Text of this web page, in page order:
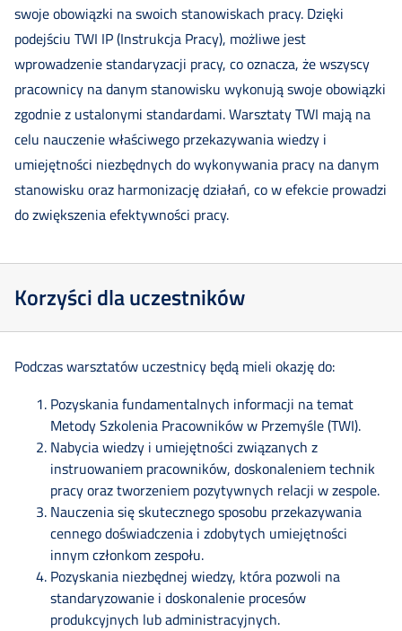
swoje obowiązki na swoich stanowiskach pracy. Dzięki
podejściu TWI IP (Instrukcja Pracy), możliwe jest
wprowadzenie standaryzacji pracy, co oznacza, że wszyscy
pracownicy na danym stanowisku wykonują swoje obowiązki
zgodnie z ustalonymi standardami. Warsztaty TWI mają na
celu nauczenie właściwego przekazywania wiedzy i
umiejętności niezbędnych do wykonywania pracy na danym
stanowisku oraz harmonizację działań, co w efekcie prowadzi
do zwiększenia efektywności pracy.
Korzyści dla uczestników
Podczas warsztatów uczestnicy będą mieli okazję do:
Pozyskania fundamentalnych informacji na temat
Metody Szkolenia Pracowników w Przemyśle (TWI).
Nabycia wiedzy i umiejętności związanych z
instruowaniem pracowników, doskonaleniem technik
pracy oraz tworzeniem pozytywnych relacji w zespole.
Nauczenia się skutecznego sposobu przekazywania
cennego doświadczenia i zdobytych umiejętności
innym członkom zespołu.
Pozyskania niezbędnej wiedzy, która pozwoli na
standaryzowanie i doskonalenie procesów
produkcyjnych lub administracyjnych.